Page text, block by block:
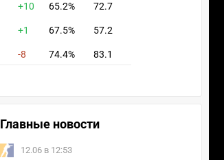
+10 65.2% 72.7
+1 67.5% 57.2
-8 74.4% 83.1
Главные новости
12.06 в 12:53